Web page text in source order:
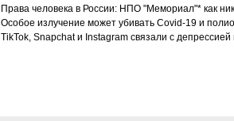
Права человека в России: НПО "Мемориал"* как
Особое излучение может убивать Covid-19 и
TikTok, Snapchat и Instagram связали с